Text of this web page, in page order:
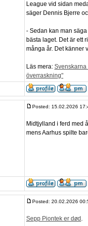
League vid sidan
säger Dennis Bjerre
- Sedan kan man
bästa laget. Det är ett
många år. Det känner
Läs mera: Svenskarna
överraskning"
Posted: 15.02.2026
Midtjylland i ferd med
mens Aarhus spilte
Posted: 20.02.2026
Sepp Piontek er død .